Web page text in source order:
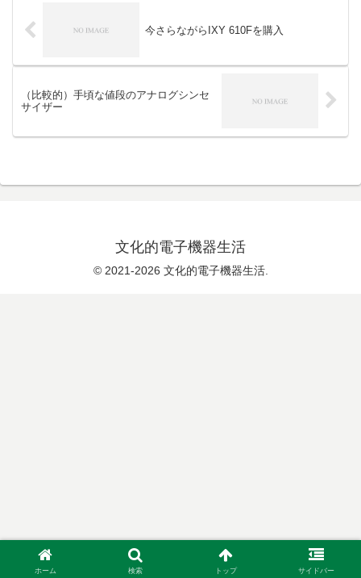
今さらながらIXY 610Fを購入
（比較的）手頃な値段のアナログシンセ
サイザー
文化的電子機器生活
© 2021-2026 文化的電子機器生活.
ホーム 検索 トップ サイドバー